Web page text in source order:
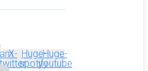
X-
twitter
Huge-
spotify
Huge-
youtube